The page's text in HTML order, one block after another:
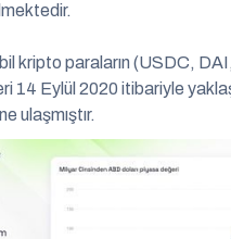
kripto paraların (USDC,
14 Eylül 2020 itibariyle
ulaşmıştır.